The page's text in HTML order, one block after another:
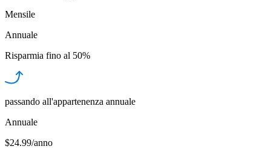
Mensile
Annuale
Risparmia fino al 50%
passando all'appartenenza annuale
Annuale
$24.99/anno